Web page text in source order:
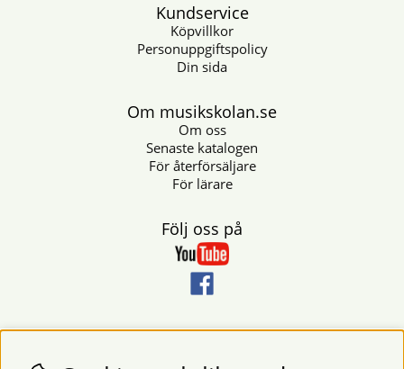
Kundservice
Köpvillkor
Personuppgiftspolicy
Din sida
Om musikskolan.se
Om oss
Senaste katalogen
För återförsäljare
För lärare
Följ oss på
Nyhetsbrev
Vill du få nyheter och erbjudanden från oss? Fyll då i din e-